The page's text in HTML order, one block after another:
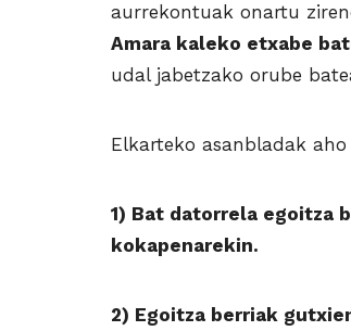
aurrekontuak onartu
Amara kaleko etxabe
udal jabetzako orube
Elkarteko asanbladak
1) Bat datorrela egoitza
kokapenarekin.
2) Egoitza berriak